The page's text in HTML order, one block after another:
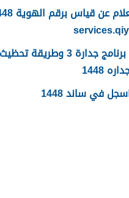
الاستعلام عن
ما هو برنامج جدارة 3 وطريقة تحظيث
1448
في ساند 1448